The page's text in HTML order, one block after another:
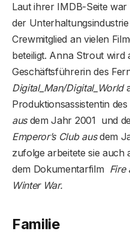
Laut ihrer IMDB-Seite
der
Crewmitglied an vielen
beteiligt. Anna Strout wird
Geschäftsführerin des
Digital_Man/Digital_World
Produktionsassistentin
ausdem Jahr 2001 und
Emperor’s Club ausdem
zufolge arbeitete sie auch
dem Dokumentarfilm Fire
Winter War.
Familie